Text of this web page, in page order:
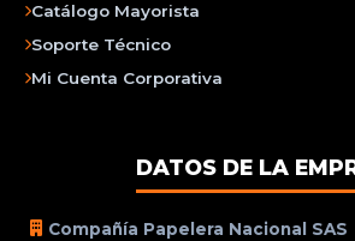
Catálogo Mayorista
Soporte Técnico
Mi Cuenta Corporativa
DATOS DE LA
Compañía Papelera Nacional SAS